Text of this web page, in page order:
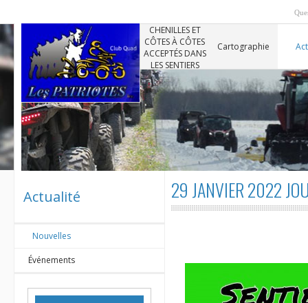
CHENILLES ET
CÔTES À CÔTES
ACCEPTÉS DANS
LES SENTIERS
Cartographie
29 JANVIER 2022
Actualité
Nouvelles
Événements